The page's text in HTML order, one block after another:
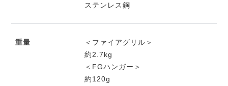
ステンレス鋼
重量
＜ファイアグリル＞
約2.7kg
＜FGハンガー＞
約120g